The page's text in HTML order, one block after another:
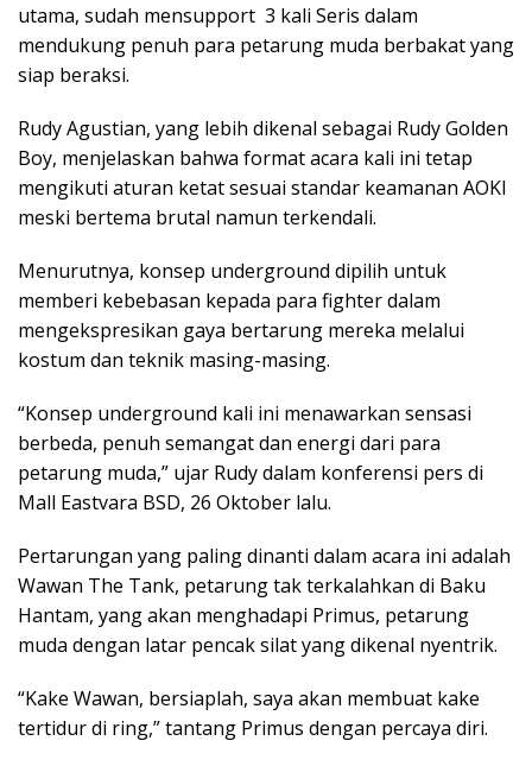
utama, sudah mensupport 3 kali Seris dalam
mendukung penuh para petarung muda berbakat yang
siap beraksi.
Rudy Agustian, yang lebih dikenal sebagai Rudy Golden
Boy, menjelaskan bahwa format acara kali ini tetap
mengikuti aturan ketat sesuai standar keamanan AOKI
meski bertema brutal namun terkendali.
Menurutnya, konsep underground dipilih untuk
memberi kebebasan kepada para fighter dalam
mengekspresikan gaya bertarung mereka melalui
kostum dan teknik masing-masing.
“Konsep underground kali ini menawarkan sensasi
berbeda, penuh semangat dan energi dari para
petarung muda,” ujar Rudy dalam konferensi pers di
Mall Eastvara BSD, 26 Oktober lalu.
Pertarungan yang paling dinanti dalam acara ini adalah
Wawan The Tank, petarung tak terkalahkan di Baku
Hantam, yang akan menghadapi Primus, petarung
muda dengan latar pencak silat yang dikenal nyentrik.
“Kake Wawan, bersiaplah, saya akan membuat kake
tertidur di ring,” tantang Primus dengan percaya diri.